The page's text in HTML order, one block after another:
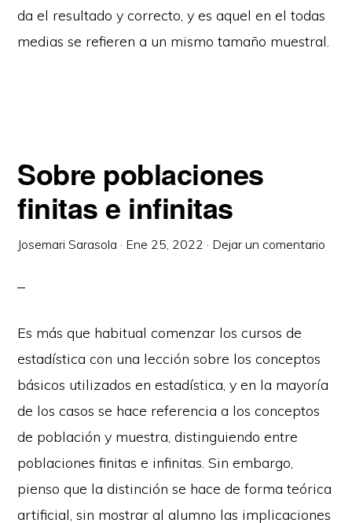
da el resultado y correcto, y es aquel en el todas
medias se refieren a un mismo tamaño muestral.
Sobre poblaciones
finitas e infinitas
Josemari Sarasola · Ene 25, 2022 · Dejar un comentario
Es más que habitual comenzar los cursos de
estadística con una lección sobre los conceptos
básicos utilizados en estadística, y en la mayoría
de los casos se hace referencia a los conceptos
de población y muestra, distinguiendo entre
poblaciones finitas e infinitas. Sin embargo,
pienso que la distinción se hace de forma teórica
artificial, sin mostrar al alumno las implicaciones